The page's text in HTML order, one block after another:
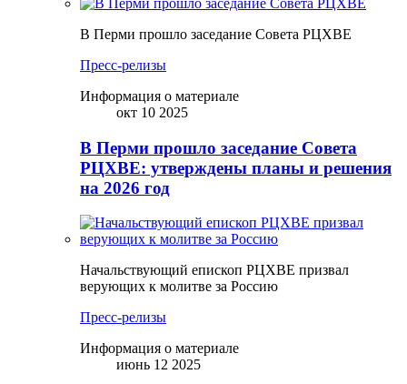
В Перми прошло заседание Совета РЦХВЕ
Пресс-релизы
Информация о материале
окт 10 2025
В Перми прошло заседание Совета
РЦХВЕ: утверждены планы и решения
на 2026 год
Начальствующий епископ РЦХВЕ призвал
верующих к молитве за Россию
Пресс-релизы
Информация о материале
июнь 12 2025